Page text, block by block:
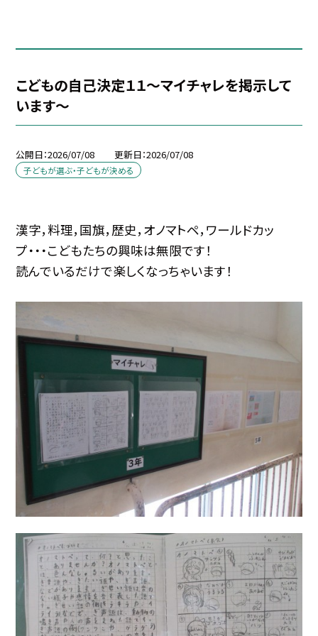
こどもの自己決定１１～マイチャレを掲示して
います～
公開日 2026/07/08 更新日 2026/07/08
子どもが選ぶ・子どもが決める
漢字，料理，国旗，歴史，オノマトペ，ワールドカッ
プ・・・こどもたちの興味は無限です！
読んでいるだけで楽しくなっちゃいます！